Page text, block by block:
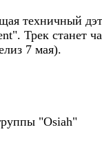
техничный
Трек станет
7 мая).
"Osiah"